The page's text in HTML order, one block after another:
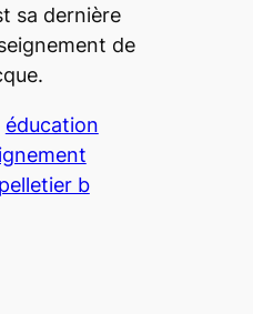
sa dernière
de
éducation
b